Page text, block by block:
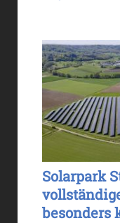
Solarpark
besonders